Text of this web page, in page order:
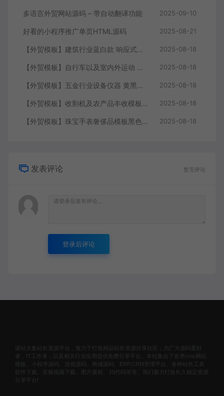
多语言外贸网站源码 – 带自动翻译功能 2025-09-10
好看的小程序推广单页HTML源码 2025-08-21
【外贸模板】建筑行业蓝白款 响应式模板静态html文件 2025-08-18
【外贸模板】自行车以及室内外运动 黑灰 响应式模板静态html文件 2025-08-18
【外贸模板】五金行业设备仪器 黄黑款 响应式模板静态html文件 2025-08-18
【外贸模板】收割机及农产品丰收模板 绿色 响应式模板静态html文件 2025-08-18
【外贸模板】珠宝手表奢侈品模板黑色 响应式模板静态html文件 2025-08-18
发表评论 暂无评论
登录后评论
源站大集站长资源平台，致力于打造精品站长资源分享社区，为广大源码爱好
者，IT工作者，以及相关行业应用提供免费分享平台。本站集合了各类cms网站
模板、小程序源码、游戏源码、商城源码、ERP,CRM管理平台、各种站长工具
软件下载、音频视频下载、图片素材、JS代码等等。我们着力打造长久稳定资源
分享平台!